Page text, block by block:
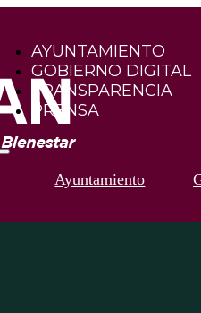
AYUNTAMIENTO
GOBIERNO DIGITAL
TRANSPARENCIA
PRENSA
Ayuntamiento